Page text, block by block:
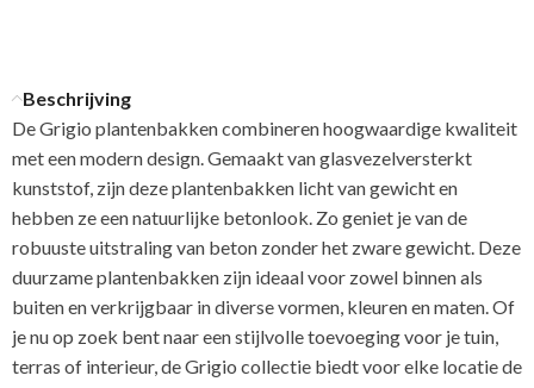
Beschrijving
De Grigio plantenbakken combineren hoogwaardige kwaliteit
met een modern design. Gemaakt van glasvezelversterkt
kunststof, zijn deze plantenbakken licht van gewicht en
hebben ze een natuurlijke betonlook. Zo geniet je van de
robuuste uitstraling van beton zonder het zware gewicht. Deze
duurzame plantenbakken zijn ideaal voor zowel binnen als
buiten en verkrijgbaar in diverse vormen, kleuren en maten. Of
je nu op zoek bent naar een stijlvolle toevoeging voor je tuin,
terras of interieur, de Grigio collectie biedt voor elke locatie de